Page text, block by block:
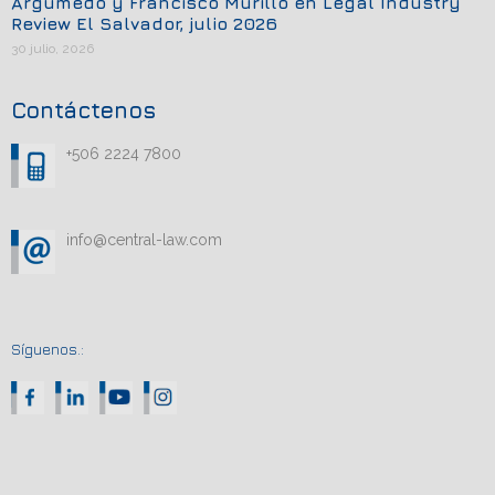
Review El Salvador, julio 2026
30 julio, 2026
Contáctenos
+506 2224 7800
info@central-law.com
Síguenos.: